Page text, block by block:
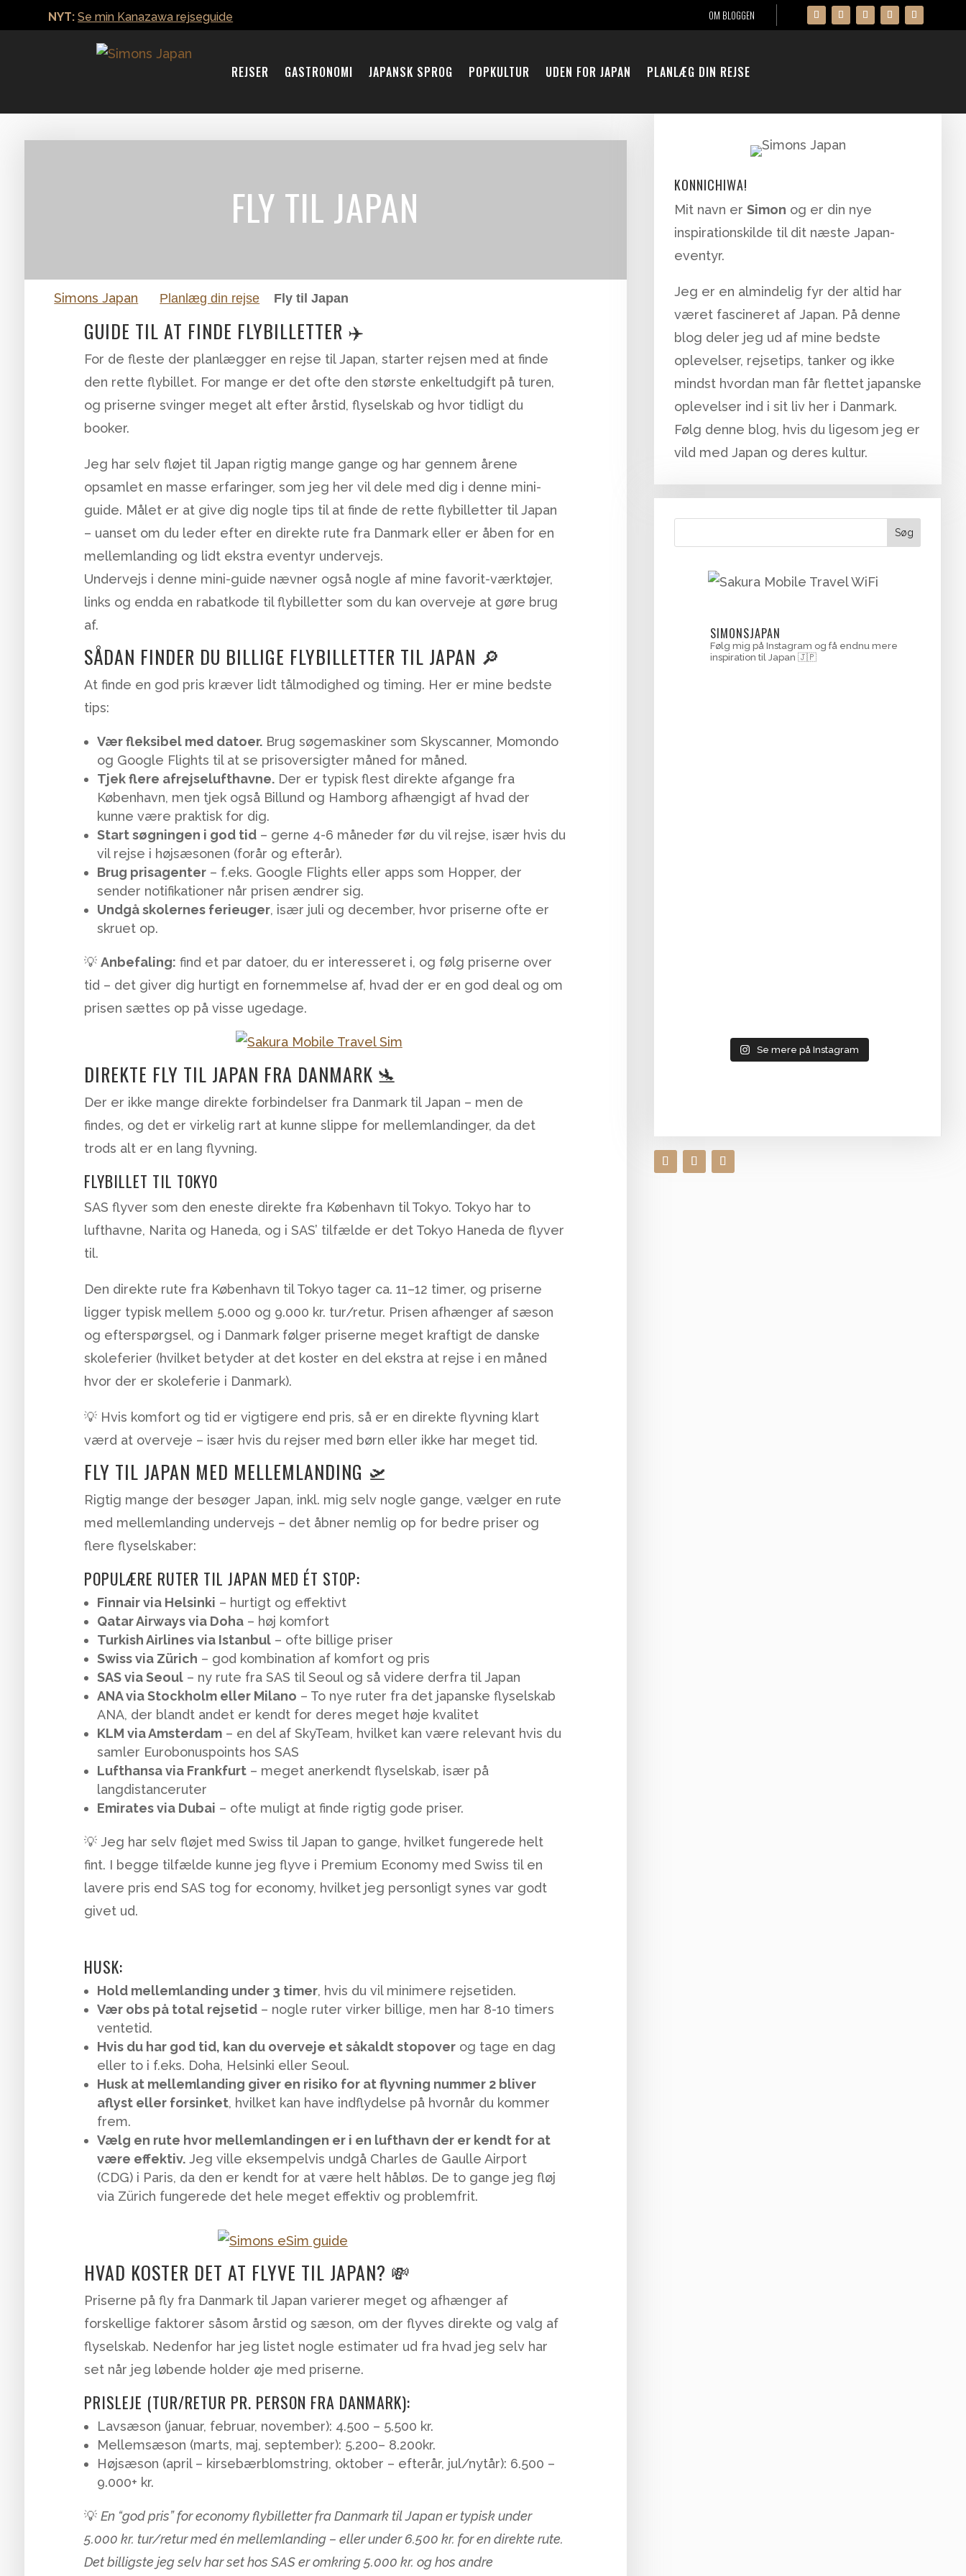
NYT: Se min Kanazawa rejseguide OM BLOGGEN
REJSER GASTRONOMI JAPANSK SPROG POPKULTUR UDEN FOR JAPAN PLANLÆG DIN REJSE
FLY TIL JAPAN
Simons Japan Planlæg din rejse Fly til Japan
GUIDE TIL AT FINDE FLYBILLETTER ✈️
For de fleste der planlægger en rejse til Japan, starter rejsen med at finde
den rette flybillet. For mange er det ofte den største enkeltudgift på turen,
og priserne svinger meget alt efter årstid, flyselskab og hvor tidligt du
booker.
Jeg har selv fløjet til Japan rigtig mange gange og har gennem årene
opsamlet en masse erfaringer, som jeg her vil dele med dig i denne mini-
guide. Målet er at give dig nogle tips til at finde de rette flybilletter til Japan
– uanset om du leder efter en direkte rute fra Danmark eller er åben for en
mellemlanding og lidt ekstra eventyr undervejs.
Undervejs i denne mini-guide nævner også nogle af mine favorit-værktøjer,
links og endda en rabatkode til flybilletter som du kan overveje at gøre brug
af.
SÅDAN FINDER DU BILLIGE FLYBILLETTER TIL JAPAN 🔎
At finde en god pris kræver lidt tålmodighed og timing. Her er mine bedste
tips:
Vær fleksibel med datoer. Brug søgemaskiner som Skyscanner, Momondo
og Google Flights til at se prisoversigter måned for måned.
Tjek flere afrejselufthavne. Der er typisk flest direkte afgange fra
København, men tjek også Billund og Hamborg afhængigt af hvad der
kunne være praktisk for dig.
Start søgningen i god tid – gerne 4-6 måneder før du vil rejse, især hvis du
vil rejse i højsæsonen (forår og efterår).
Brug prisagenter – f.eks. Google Flights eller apps som Hopper, der
sender notifikationer når prisen ændrer sig.
Undgå skolernes ferieuger, især juli og december, hvor priserne ofte er
skruet op.
💡Anbefaling: find et par datoer, du er interesseret i, og følg priserne over
tid – det giver dig hurtigt en fornemmelse af, hvad der er en god deal og om
prisen sættes op på visse ugedage.
DIREKTE FLY TIL JAPAN FRA DANMARK 🛬
Der er ikke mange direkte forbindelser fra Danmark til Japan – men de
findes, og det er virkelig rart at kunne slippe for mellemlandinger, da det
trods alt er en lang flyvning.
FLYBILLET TIL TOKYO
SAS flyver som den eneste direkte fra København til Tokyo. Tokyo har to
lufthavne, Narita og Haneda, og i SAS’ tilfælde er det Tokyo Haneda de flyver
til.
Den direkte rute fra København til Tokyo tager ca. 11–12 timer, og priserne
ligger typisk mellem 5.000 og 9.000 kr. tur/retur. Prisen afhænger af sæson
og efterspørgsel, og i Danmark følger priserne meget kraftigt de danske
skoleferier (hvilket betyder at det koster en del ekstra at rejse i en måned
hvor der er skoleferie i Danmark).
💡 Hvis komfort og tid er vigtigere end pris, så er en direkte flyvning klart
værd at overveje – især hvis du rejser med børn eller ikke har meget tid.
FLY TIL JAPAN MED MELLEMLANDING 🛫
Rigtig mange der besøger Japan, inkl. mig selv nogle gange, vælger en rute
med mellemlanding undervejs – det åbner nemlig op for bedre priser og
flere flyselskaber:
POPULÆRE RUTER TIL JAPAN MED ÉT STOP:
Finnair via Helsinki – hurtigt og effektivt
Qatar Airways via Doha – høj komfort
Turkish Airlines via Istanbul – ofte billige priser
Swiss via Zürich – god kombination af komfort og pris
SAS via Seoul – ny rute fra SAS til Seoul og så videre derfra til Japan
ANA via Stockholm eller Milano – To nye ruter fra det japanske flyselskab
ANA, der blandt andet er kendt for deres meget høje kvalitet
KLM via Amsterdam – en del af SkyTeam, hvilket kan være relevant hvis du
samler Eurobonuspoints hos SAS
Lufthansa via Frankfurt – meget anerkendt flyselskab, især på
langdistanceruter
Emirates via Dubai – ofte muligt at finde rigtig gode priser.
💡 Jeg har selv fløjet med Swiss til Japan to gange, hvilket fungerede helt
fint. I begge tilfælde kunne jeg flyve i Premium Economy med Swiss til en
lavere pris end SAS tog for economy, hvilket jeg personligt synes var godt
givet ud.
HUSK:
Hold mellemlanding under 3 timer, hvis du vil minimere rejsetiden.
Vær obs på total rejsetid – nogle ruter virker billige, men har 8-10 timers
ventetid.
Hvis du har god tid, kan du overveje et såkaldt stopover og tage en dag
eller to i f.eks. Doha, Helsinki eller Seoul.
Husk at mellemlanding giver en risiko for at flyvning nummer 2 bliver
aflyst eller forsinket, hvilket kan have indflydelse på hvornår du kommer
frem.
Vælg en rute hvor mellemlandingen er i en lufthavn der er kendt for at
være effektiv. Jeg ville eksempelvis undgå Charles de Gaulle Airport
(CDG) i Paris, da den er kendt for at være helt håbløs. De to gange jeg fløj
via Zürich fungerede det hele meget effektiv og problemfrit.
HVAD KOSTER DET AT FLYVE TIL JAPAN? 💸
Priserne på fly fra Danmark til Japan varierer meget og afhænger af
forskellige faktorer såsom årstid og sæson, om der flyves direkte og valg af
flyselskab. Nedenfor har jeg listet nogle estimater ud fra hvad jeg selv har
set når jeg løbende holder øje med priserne.
PRISLEJE (TUR/RETUR PR. PERSON FRA DANMARK):
Lavsæson (januar, februar, november): 4.500 – 5.500 kr.
Mellemsæson (marts, maj, september): 5.200– 8.200kr.
Højsæson (april – kirsebærblomstring, oktober – efterår, jul/nytår): 6.500 –
9.000+ kr.
💡En “god pris” for economy flybilletter fra Danmark til Japan er typisk under
5.000 kr. tur/retur med én mellemlanding – eller under 6.500 kr. for en direkte rute.
Det billigste jeg selv har set hos SAS er omkring 5.000 kr. og hos andre
KONNICHIWA!
Mit navn erSimon og er din nye
inspirationskilde til dit næste Japan-
eventyr.
Jeg er en almindelig fyr der altid har
været fascineret af Japan. På denne
blog deler jeg ud af mine bedste
oplevelser, rejsetips, tanker og ikke
mindst hvordan man får flettet japanske
oplevelser ind i sit liv her i Danmark.
Følg denne blog, hvis du ligesom jeg er
vild med Japan og deres kultur.
Søg
SIMONSJAPAN
Følg mig på Instagram og få endnu mere
inspiration til Japan 🇯🇵
Se mere på Instagram